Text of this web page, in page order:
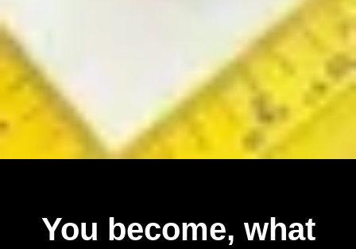
You become, what